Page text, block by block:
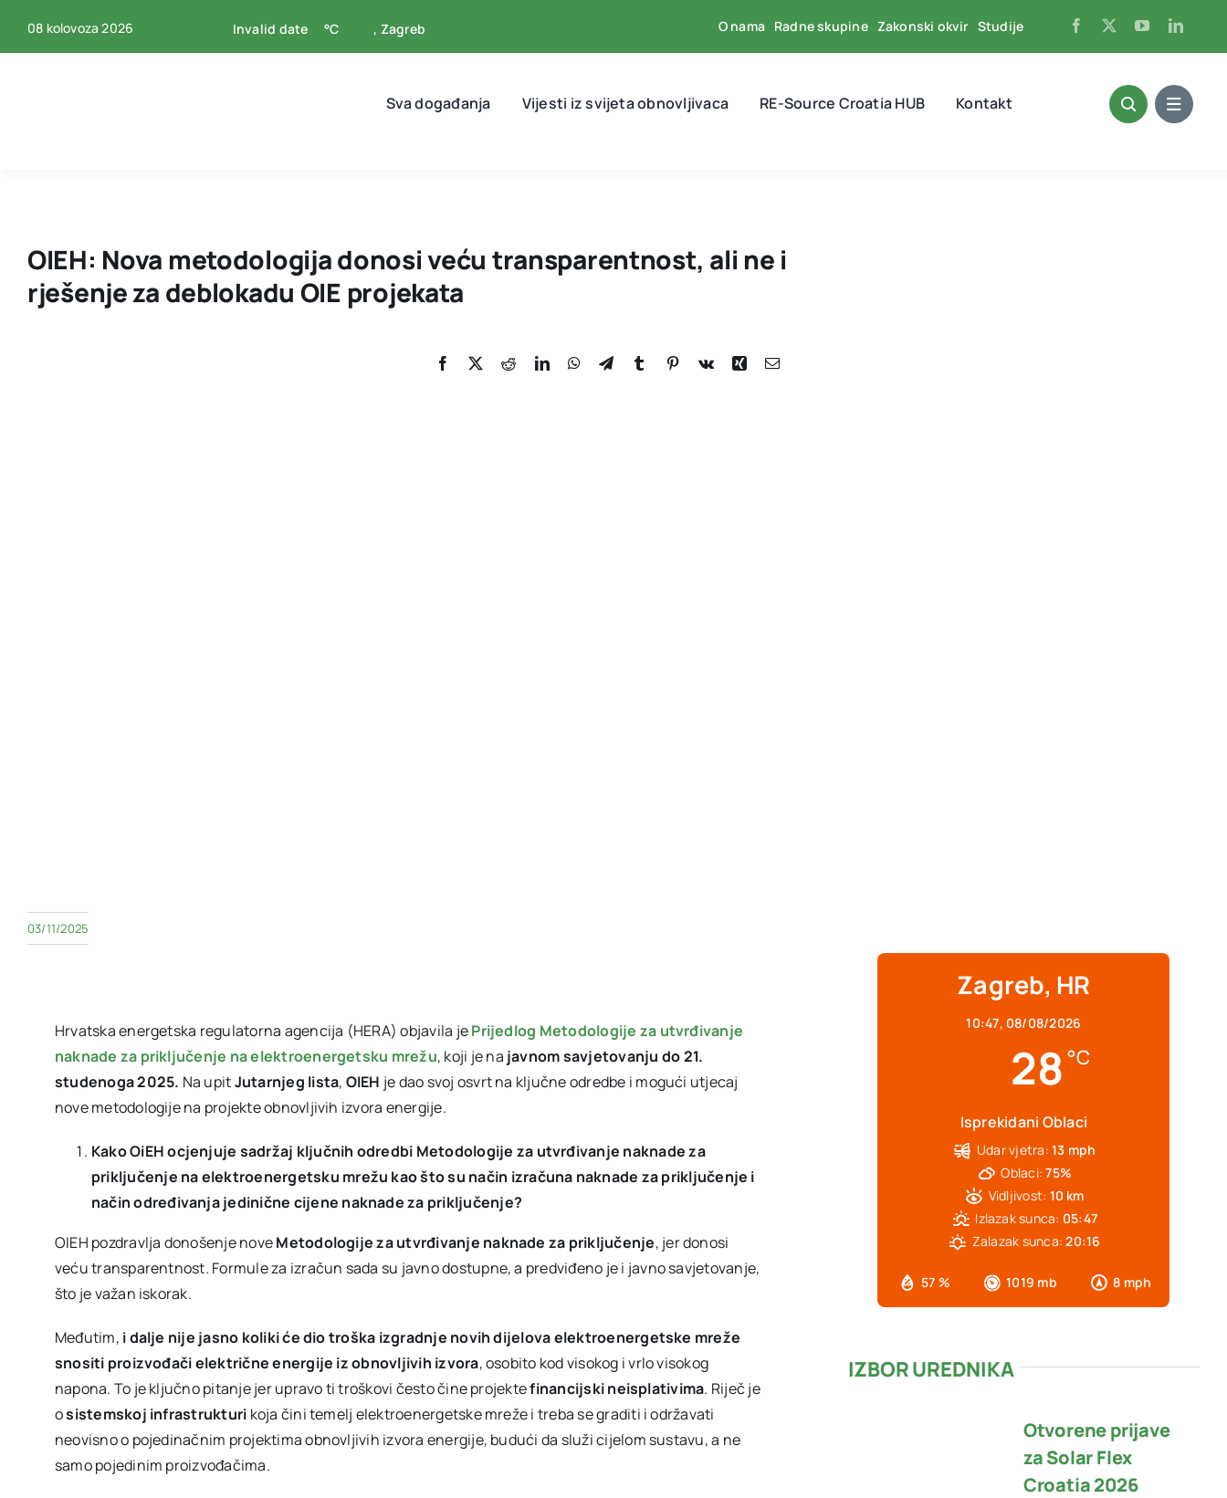
08 kolovoza 2026 Invalid date °C , Zagreb O nama Radne skupine Zakonski okvir Studije
Sva događanja Vijesti iz svijeta obnovljivaca RE-Source Croatia HUB Kontakt
OIEH: Nova metodologija donosi veću transparentnost, ali ne i
rješenje za deblokadu OIE projekata
03/11/2025
Hrvatska energetska regulatorna agencija (HERA) objavila jePrijedlog Metodologije za utvrđivanje
naknade za priključenje na elektroenergetsku mrežu, koji je na javnom savjetovanju do 21.
studenoga 2025. Na upitJutarnjeg lista, OIEH je dao svoj osvrt na ključne odredbe i mogući utjecaj
nove metodologije na projekte obnovljivih izvora energije.
Kako OiEH ocjenjuje sadržaj ključnih odredbi Metodologije za utvrđivanje naknade za
priključenje na elektroenergetsku mrežu kao što su način izračuna naknade za priključenje i
način određivanja jedinične cijene naknade za priključenje?
OIEH pozdravlja donošenje noveMetodologije za utvrđivanje naknade za priključenje, jer donosi
veću transparentnost. Formule za izračun sada su javno dostupne, a predviđeno je i javno savjetovanje,
što je važan iskorak.
Međutim, i dalje nije jasno koliki će dio troška izgradnje novih dijelova elektroenergetske mreže
snositi proizvođači električne energije iz obnovljivih izvora, osobito kod visokog i vrlo visokog
napona. To je ključno pitanje jer upravo ti troškovi često čine projektefinancijski neisplativima. Riječ je
osistemskoj infrastrukturi koja čini temelj elektroenergetske mreže i treba se graditi i održavati
neovisno o pojedinačnim projektima obnovljivih izvora energije, budući da služi cijelom sustavu, a ne
samo pojedinim proizvođačima.
Zagreb, HR
10:47, 08/08/2026
28 °C
Isprekidani Oblaci
57 % 1019 mb 8 mph
Udar vjetra: 13 mph
Oblaci: 75%
Vidljivost: 10 km
Izlazak sunca: 05:47
Zalazak sunca: 20:16
IZBOR UREDNIKA
Otvorene prijave
za Solar Flex
Croatia 2026